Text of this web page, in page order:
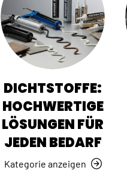
DICHTSTOFFE:
HOCHWERTIGE
LÖSUNGEN FÜR
JEDEN BEDARF
Kategorie anzeigen